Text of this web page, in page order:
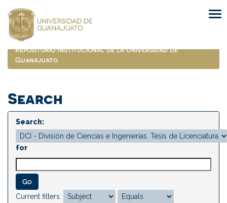
navigation
Repositorio Institucional de la Universidad de
Guanajuato
Search
Search:
for
Current filters: